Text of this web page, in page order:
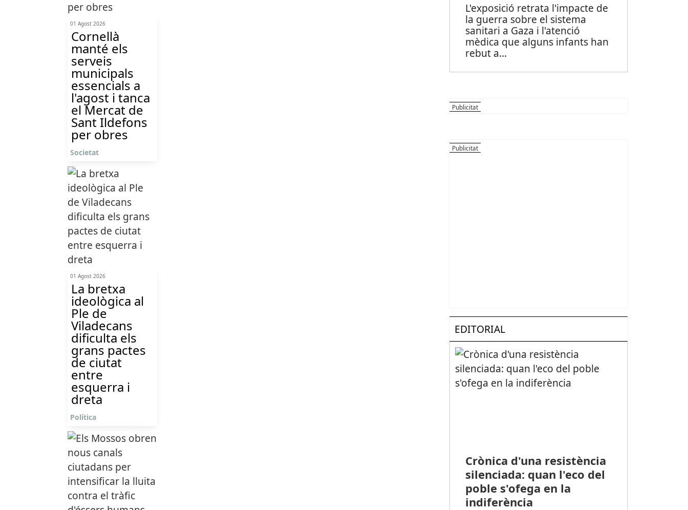
01 Agost 2026
Cornellà
manté els
serveis
municipals
essencials a
l'agost i tanca
el Mercat de
Sant Ildefons
per obres
Societat
01 Agost 2026
La bretxa
ideològica al
Ple de
Viladecans
dificulta els
grans pactes
de ciutat
entre
esquerra i
dreta
Política
L'exposició retrata l'impacte de
la guerra sobre el sistema
sanitari a Gaza i l'atenció
mèdica que alguns infants han
rebut a...
EDITORIAL
Crònica d'una resistència
silenciada: quan l'eco del
poble s'ofega en la
indiferència